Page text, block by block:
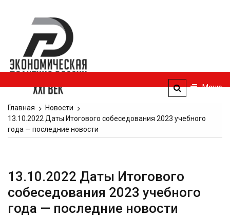
содержимому
век
Меню
Главная
Новости
13.10.2022 Даты Итогового собеседования 2023 учебного
года — последние новости
13.10.2022 Даты Итогового
собеседования 2023 учебного
года — последние новости